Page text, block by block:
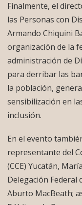
Finalmente, el
las Personas con
Armando Chiquini
organización de la
administración de
para derribar las
la población,
sensibilización en
inclusión.
En el evento
representante del
(CCE) Yucatán,
Delegación Federal
Aburto MacBeath;